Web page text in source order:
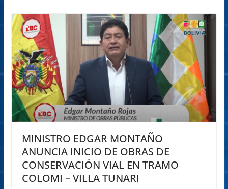
MINISTRO EDGAR MONTAÑO
ANUNCIA INICIO DE OBRAS DE
CONSERVACIÓN VIAL EN TRAMO
COLOMI – VILLA TUNARI